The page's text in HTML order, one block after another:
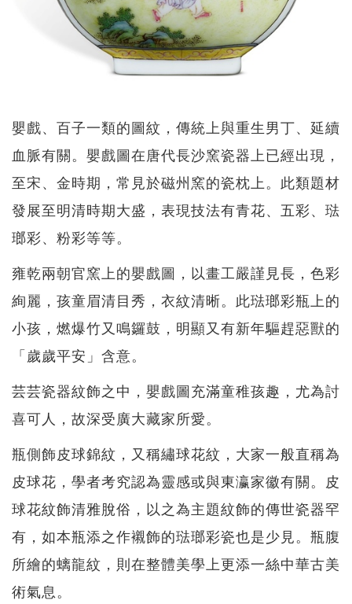
嬰戲、百子一類的圖紋，傳統上與重生男丁、延續
血脈有關。嬰戲圖在唐代長沙窯瓷器上已經出現，
至宋、金時期，常見於磁州窯的瓷枕上。此類題材
發展至明清時期大盛，表現技法有青花、五彩、琺
瑯彩、粉彩等等。
雍乾兩朝官窯上的嬰戲圖，以畫工嚴謹見長，色彩
絢麗，孩童眉清目秀，衣紋清晰。此琺瑯彩瓶上的
小孩，燃爆竹又鳴鑼鼓，明顯又有新年驅趕惡獸的
「歲歲平安」含意。
芸芸瓷器紋飾之中，嬰戲圖充滿童稚孩趣，尤為討
喜可人，故深受廣大藏家所愛。
瓶側飾皮球錦紋，又稱繡球花紋，大家一般直稱為
皮球花，學者考究認為靈感或與東瀛家徽有關。皮
球花紋飾清雅脫俗，以之為主題紋飾的傳世瓷器罕
有，如本瓶添之作襯飾的琺瑯彩瓷也是少見。瓶腹
所繪的螭龍紋，則在整體美學上更添一絲中華古美
術氣息。